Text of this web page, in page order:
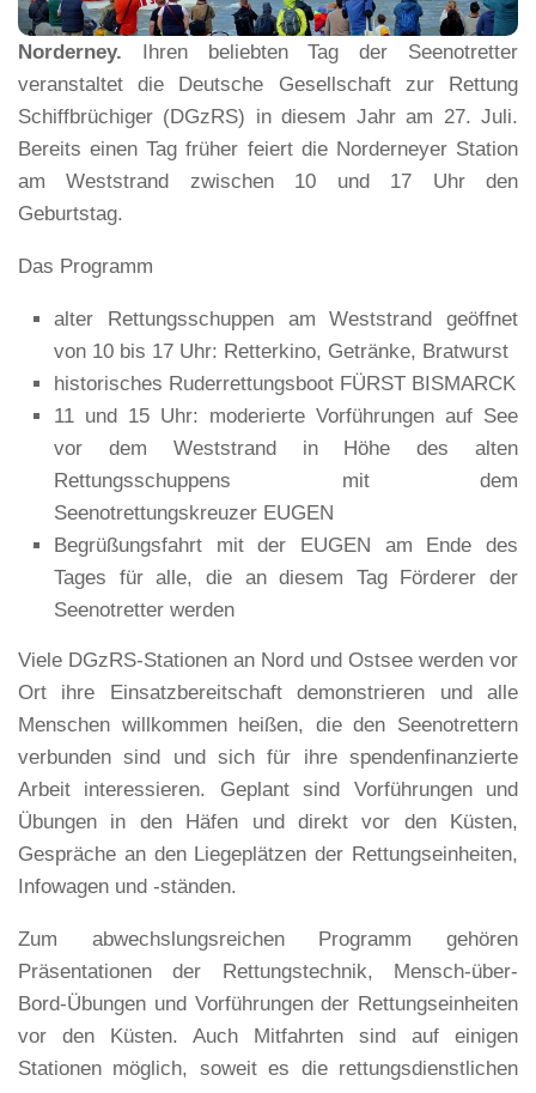
Norderney. Ihren beliebten Tag der Seenotretter
veranstaltet die Deutsche Gesellschaft zur Rettung
Schiffbrüchiger (DGzRS) in diesem Jahr am 27. Juli.
Bereits einen Tag früher feiert die Norderneyer Station
am Weststrand zwischen 10 und 17 Uhr den
Geburtstag.
Das Programm
alter Rettungsschuppen am Weststrand geöffnet
von 10 bis 17 Uhr: Retterkino, Getränke, Bratwurst
historisches Ruderrettungsboot FÜRST BISMARCK
11 und 15 Uhr: moderierte Vorführungen auf See
vor dem Weststrand in Höhe des alten
Rettungsschuppens mit dem
Seenotrettungskreuzer EUGEN
Begrüßungsfahrt mit der EUGEN am Ende des
Tages für alle, die an diesem Tag Förderer der
Seenotretter werden
Viele DGzRS-Stationen an Nord und Ostsee werden vor
Ort ihre Einsatzbereitschaft demonstrieren und alle
Menschen willkommen heißen, die den Seenotrettern
verbunden sind und sich für ihre spendenfinanzierte
Arbeit interessieren. Geplant sind Vorführungen und
Übungen in den Häfen und direkt vor den Küsten,
Gespräche an den Liegeplätzen der Rettungseinheiten,
Infowagen und -ständen.
Zum abwechslungsreichen Programm gehören
Präsentationen der Rettungstechnik, Mensch-über-
Bord-Übungen und Vorführungen der Rettungseinheiten
vor den Küsten. Auch Mitfahrten sind auf einigen
Stationen möglich, soweit es die rettungsdienstlichen